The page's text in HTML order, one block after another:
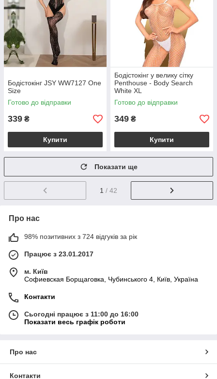
Бодістокінг JSY WW7127 One
Size
Готово до відправки
339 ₴
Купити
Бодістокінг у велику сітку
Penthouse - Body Search
White XL
Готово до відправки
349 ₴
Купити
Показати ще
1 / 42
Про нас
98% позитивних з 724 відгуків за рік
Працює з 23.01.2017
м. Київ
Софиевская Борщаговка, Чубинського 4, Київ, Україна
Контакти
Сьогодні працює з 11:00 до 16:00
Показати весь графік роботи
Про нас
Контакти